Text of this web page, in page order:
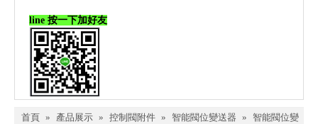
line 按一下加好友
首頁 » 產品展示 » 控制閥附件 » 智能閥位變送器 »
智能閥位變